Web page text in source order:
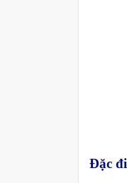
Đặc